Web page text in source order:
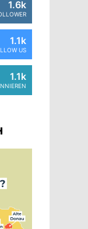
1.6k
1.1k
US
1.1k